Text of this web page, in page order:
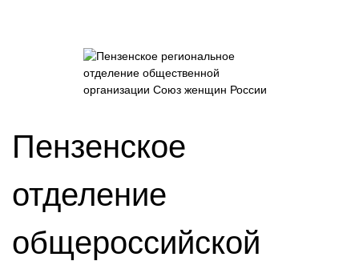
Пензенское
отделение
общероссийской